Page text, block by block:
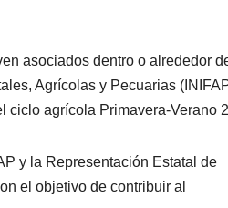
asociados dentro o alrededor
Agrícolas y Pecuarias
ciclo agrícola Primavera-Verano
y la Representación Estatal de
el objetivo de contribuir al